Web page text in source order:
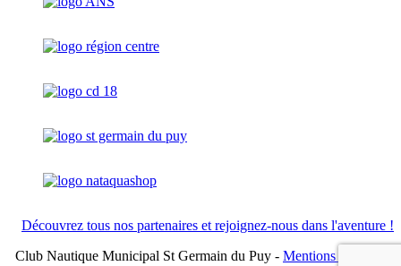
Découvrez tous nos partenaires et rejoignez-nous dans l'aventure !
Club Nautique Municipal St Germain du Puy - Mentions légales